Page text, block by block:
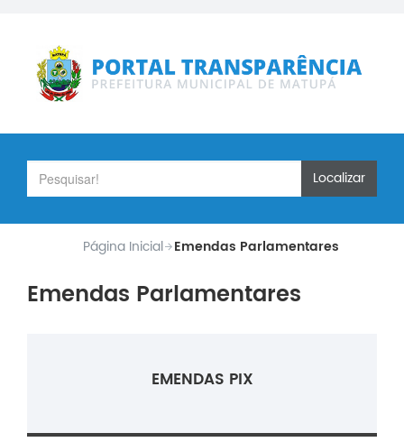
Localizar
Página Inicial Emendas Parlamentares
Emendas Parlamentares
EMENDAS PIX